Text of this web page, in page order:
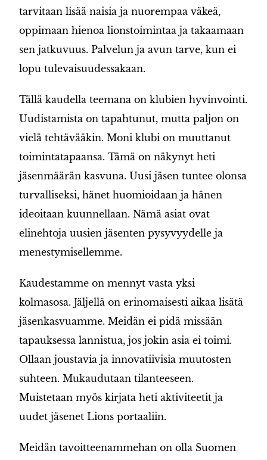
tarvitaan lisää naisia ja nuorempaa väkeä,
oppimaan hienoa lionstoimintaa ja takaamaan
sen jatkuvuus. Palvelun ja avun tarve, kun ei
lopu tulevaisuudessakaan.
Tällä kaudella teemana on klubien hyvinvointi.
Uudistamista on tapahtunut, mutta paljon on
vielä tehtävääkin. Moni klubi on muuttanut
toimintatapaansa. Tämä on näkynyt heti
jäsenmäärän kasvuna. Uusi jäsen tuntee olonsa
turvalliseksi, hänet huomioidaan ja hänen
ideoitaan kuunnellaan. Nämä asiat ovat
elinehtoja uusien jäsenten pysyvyydelle ja
menestymisellemme.
Kaudestamme on mennyt vasta yksi
kolmasosa. Jäljellä on erinomaisesti aikaa lisätä
jäsenkasvuamme. Meidän ei pidä missään
tapauksessa lannistua, jos jokin asia ei toimi.
Ollaan joustavia ja innovatiivisia muutosten
suhteen. Mukaudutaan tilanteeseen.
Muistetaan myös kirjata heti aktiviteetit ja
uudet jäsenet Lions portaaliin.
Meidän tavoitteenammehan on olla Suomen